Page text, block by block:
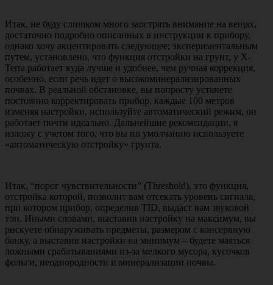
Итак, не буду слишком много заострять внимание на вещах,
достаточно подробно описанных в инструкции к прибору,
однако хочу акцентировать следующее; экспериментальным
путем, установлено, что функция отстройки на грунт, у X-
Terra работает куда лучше и удобнее, чем ручная коррекция,
особенно, если речь идет о высокоминерализированных
почвах. В реальной обстановке, вы попросту устанете
постоянно корректировать прибор, каждые 100 метров
изменяя настройки, используйте автоматический режим, он
работает почти идеально. Дальнейшие рекомендации, я
изложу с учетом того, что вы по умолчанию используете
«автоматическую отстройку» грунта.
Итак, “порог чувствительности” (Threshold), это функция,
отстройка которой, позволит вам отсекать уровень сигнала,
при котором прибор, определив TID, выдаст вам звуковой
тон. Иными словами, выставив настройку на максимум, вы
рискуете обнаруживать предметы, размером с консервную
банку, а выставив настройки на минимум – будете маяться
ложными срабатываниями из-за мелкого мусора, кусочков
фольги, неоднородности и минерализации почвы.